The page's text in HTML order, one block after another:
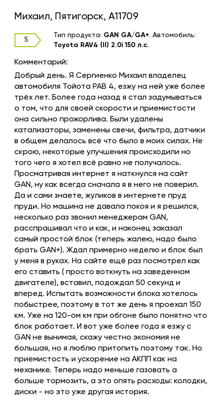
Михаил, Пятигорск, A11709
5
Тип продукта: GAN GA/GA+. Автомобиль:
Toyota RAV4 (II) 2.0i 150 л.с.
Комментарий:
Добрый день. Я Сергиенко Михаил владелец
автомобиля Тойота РАВ 4, езжу на ней уже более
трёх лет. Более года назад я стал задумываться
о том, что для своей скорости и приемистости
она сильно прожорлива. Были удалены
катализаторы, заменены свечи, фильтра, датчики
в общем делалось всё что было в моих силах. Не
скрою, некоторые улучшения происходили но
того чего я хотел всё равно не получалось.
Просматривая интернет я наткнулся на сайт
GAN, ну как всегда сначала я в него не поверил.
Да и сами знаете, жуликов в интернете пруд
пруди. Но машина не давала покоя и я решился,
несколько раз звонил менеджерам GAN,
расспрашивал что и как, и наконец заказал
самый простой блок (теперь жалею, надо было
брать GAN+). Ждал примерно неделю и блок был
у меня в руках. На сайте ещё раз посмотрел как
его ставить ( просто воткнуть на заведенном
двигателе), вставил, подождал 50 секунд и
вперед. Испытать возможности блока хотелось
побыстрее, поэтому в тот же день я проехал 150
км. Уже на 120-ом км при обгоне было понятно что
блок работает. И вот уже более года я езжу с
GAN не вынимая, скажу честно экономия не
большая, но я люблю притопить поэтому так. Но
приемистость и ускорение на АКПП как на
механике. Теперь надо меньше газовать а
больше тормозить, а это опять расходы: колодки,
диски - но это уже другая история.